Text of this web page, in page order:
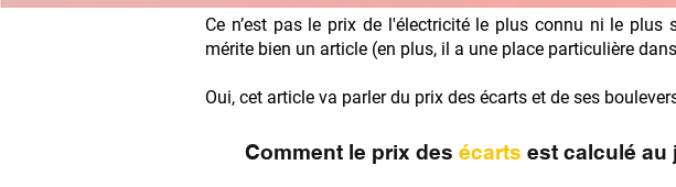
Ce n’est pas le prix de l'électricité le plus connu ni le
mérite bien un article (en plus, il a une place particulière
Oui, cet article va parler du prix des écarts et de ses
Comment le prix des écarts est calculé au